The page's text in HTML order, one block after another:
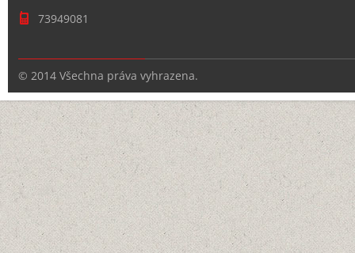
73949081
© 2014 Všechna práva vyhrazena.